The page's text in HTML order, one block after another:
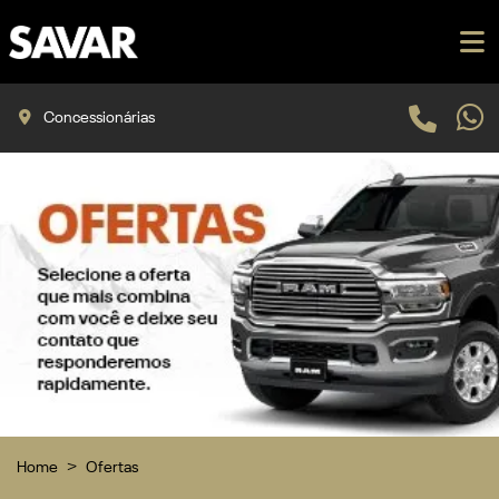
Concessionárias
Home Ofertas